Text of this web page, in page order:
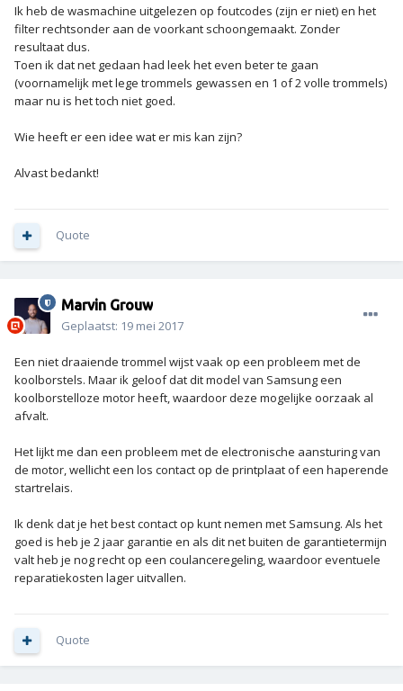
Ik heb de wasmachine uitgelezen op foutcodes (zijn er niet) en het
filter rechtsonder aan de voorkant schoongemaakt. Zonder
resultaat dus.
Toen ik dat net gedaan had leek het even beter te gaan
(voornamelijk met lege trommels gewassen en 1 of 2 volle trommels)
maar nu is het toch niet goed.
Wie heeft er een idee wat er mis kan zijn?
Alvast bedankt!
Quote
Marvin Grouw
Geplaatst: 19 mei 2017
Een niet draaiende trommel wijst vaak op een probleem met de
koolborstels. Maar ik geloof dat dit model van Samsung een
koolborstelloze motor heeft, waardoor deze mogelijke oorzaak al
afvalt.
Het lijkt me dan een probleem met de electronische aansturing van
de motor, wellicht een los contact op de printplaat of een haperende
startrelais.
Ik denk dat je het best contact op kunt nemen met Samsung. Als het
goed is heb je 2 jaar garantie en als dit net buiten de garantietermijn
valt heb je nog recht op een coulanceregeling, waardoor eventuele
reparatiekosten lager uitvallen.
Quote